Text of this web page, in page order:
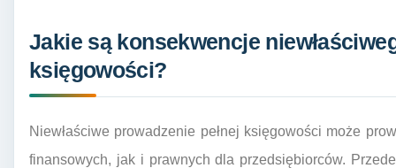
Jakie są konsekwencje
księgowości?
Niewłaściwe prowadzenie pełnej księgowości może
finansowych, jak i prawnych dla przedsiębiorców.